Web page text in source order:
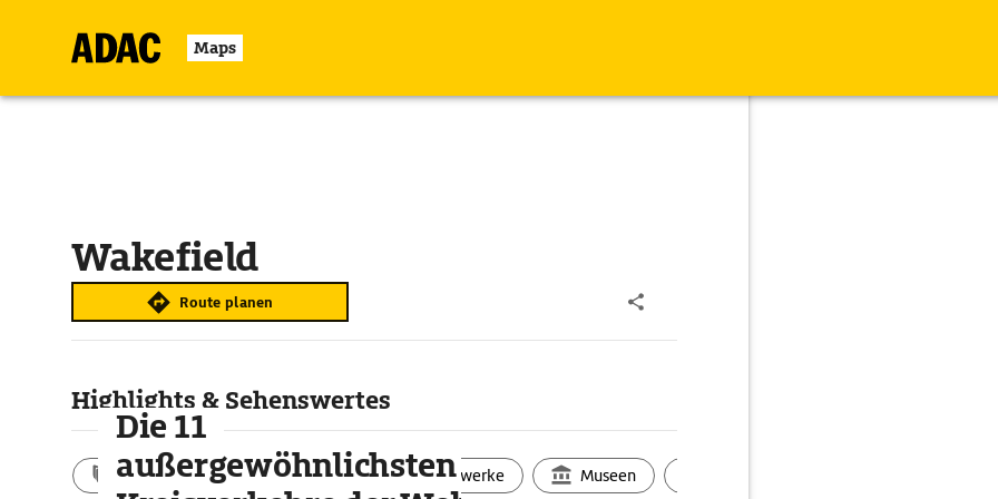
Maps
Wakefield
Route planen
Highlights & Sehenswertes
Aktivitäten Landschaft Bauwerke Museen
Die 11
außergewöhnlichsten